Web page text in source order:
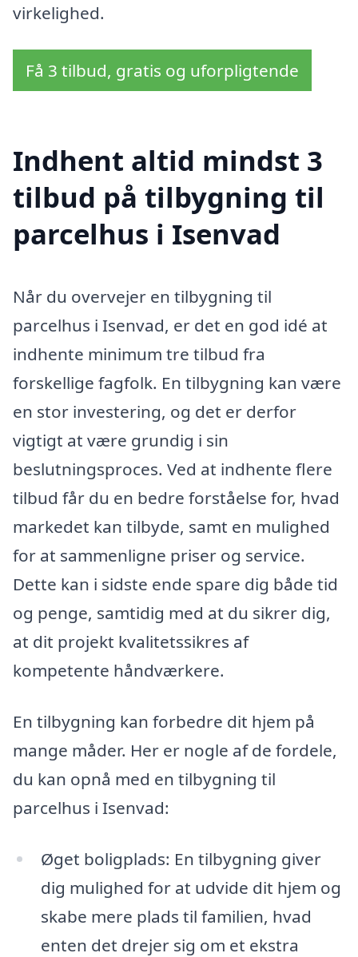
virkelighed.
Få 3 tilbud, gratis og uforpligtende
Indhent altid mindst 3
tilbud på tilbygning til
parcelhus i Isenvad
Når du overvejer en tilbygning til
parcelhus i Isenvad, er det en god idé at
indhente minimum tre tilbud fra
forskellige fagfolk. En tilbygning kan være
en stor investering, og det er derfor
vigtigt at være grundig i sin
beslutningsproces. Ved at indhente flere
tilbud får du en bedre forståelse for, hvad
markedet kan tilbyde, samt en mulighed
for at sammenligne priser og service.
Dette kan i sidste ende spare dig både tid
og penge, samtidig med at du sikrer dig,
at dit projekt kvalitetssikres af
kompetente håndværkere.
En tilbygning kan forbedre dit hjem på
mange måder. Her er nogle af de fordele,
du kan opnå med en tilbygning til
parcelhus i Isenvad:
Øget boligplads: En tilbygning giver
dig mulighed for at udvide dit hjem og
skabe mere plads til familien, hvad
enten det drejer sig om et ekstra